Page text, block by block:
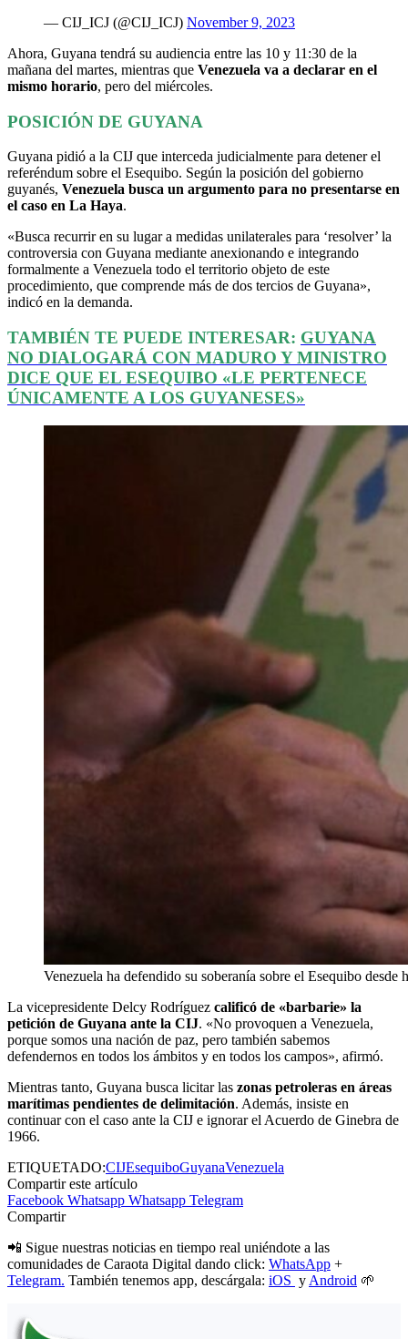
— CIJ_ICJ (@CIJ_ICJ) November 9, 2023
Ahora, Guyana tendrá su audiencia entre las 10 y 11:30 de la
mañana del martes, mientras que Venezuela va a declarar en el
mismo horario, pero del miércoles.
POSICIÓN DE GUYANA
Guyana pidió a la CIJ que interceda judicialmente para detener el
referéndum sobre el Esequibo. Según la posición del gobierno
guyanés, Venezuela busca un argumento para no presentarse en
el caso en La Haya.
«Busca recurrir en su lugar a medidas unilaterales para ‘resolver’ la
controversia con Guyana mediante anexionando e integrando
formalmente a Venezuela todo el territorio objeto de este
procedimiento, que comprende más de dos tercios de Guyana»,
indicó en la demanda.
TAMBIÉN TE PUEDE INTERESAR: GUYANA
NO DIALOGARÁ CON MADURO Y MINISTRO
DICE QUE EL ESEQUIBO «LE PERTENECE
ÚNICAMENTE A LOS GUYANESES»
Venezuela ha defendido su soberanía sobre el Esequibo desde
La vicepresidente Delcy Rodríguez calificó de «barbarie» la
petición de Guyana ante la CIJ. «No provoquen a Venezuela,
porque somos una nación de paz, pero también sabemos
defendernos en todos los ámbitos y en todos los campos», afirmó.
Mientras tanto, Guyana busca licitar las zonas petroleras en áreas
marítimas pendientes de delimitación. Además, insiste en
continuar con el caso ante la CIJ e ignorar el Acuerdo de Ginebra de
1966.
ETIQUETADO:CIJEsequiboGuyanaVenezuela
Compartir este artículo
Facebook Whatsapp Whatsapp Telegram
Compartir
📲 Sigue nuestras noticias en tiempo real uniéndote a las
comunidades de Caraota Digital dando click: WhatsApp +
Telegram. También tenemos app, descárgala: iOS y Android 🌱